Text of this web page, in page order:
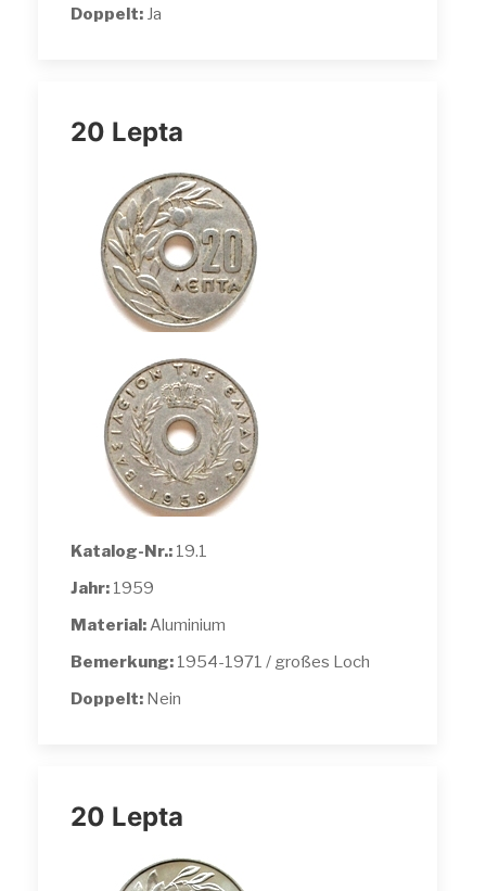
Doppelt: Ja
20 Lepta
Katalog-Nr.: 19.1
Jahr: 1959
Material:Aluminium
Bemerkung: 1954-1971 / großes Loch
Doppelt: Nein
20 Lepta